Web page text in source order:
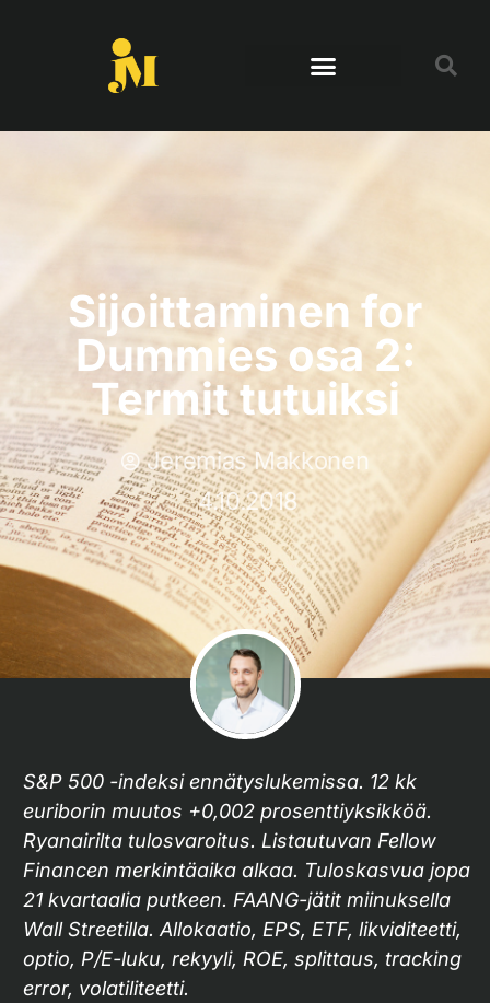
Sijoittaminen for
Dummies osa 2:
Termit tutuiksi
Jeremias Makkonen
4.10.2018
S&P 500 -indeksi ennätyslukemissa. 12 kk
euriborin muutos +0,002 prosenttiyksikköä.
Ryanairilta tulosvaroitus. Listautuvan Fellow
Financen merkintäaika alkaa. Tuloskasvua jopa
21 kvartaalia putkeen. FAANG-jätit miinuksella
Wall Streetilla. Allokaatio, EPS, ETF, likviditeetti,
optio, P/E-luku, rekyyli, ROE, splittaus, tracking
error, volatiliteetti.